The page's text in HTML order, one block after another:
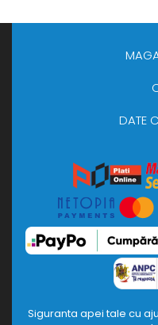
DATE
Siguranta apei tale cu